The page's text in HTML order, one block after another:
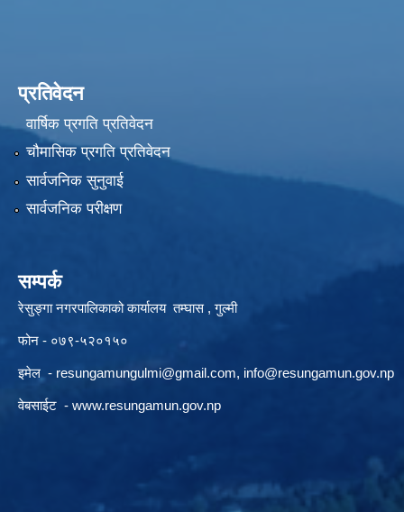
प्रतिवेदन
वार्षिक प्रगति प्रतिवेदन
चौमासिक प्रगति प्रतिवेदन
सार्वजनिक सुनुवाई
सार्वजनिक परीक्षण
सम्पर्क
रेसुङ्गा नगरपालिकाको कार्यालय तम्घास , गुल्मी
फोन - ०७९-५२०१५०
इमेल - resungamungulmi@gmail.com, info@resungamun.gov.np
वेबसाईट - www.resungamun.gov.np